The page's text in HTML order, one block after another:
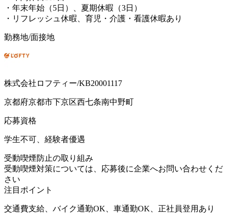
・年末年始（5日）、夏期休暇（3日）
・リフレッシュ休暇、育児・介護・看護休暇あり
勤務地/面接地
株式会社ロフティー/KB20001117
京都府京都市下京区西七条南中野町
応募資格
学生不可、経験者優遇
受動喫煙防止の取り組み
受動喫煙対策については、応募後に企業へお問い合わせくだ
さい
注目ポイント
交通費支給、バイク通勤OK、車通勤OK、正社員登用あり